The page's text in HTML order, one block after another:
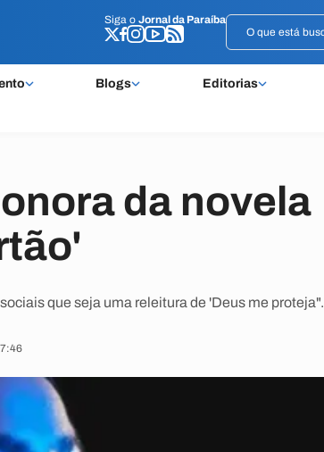
Siga o Jornal da Paraíba
Blogs Editorias
Siga o Jornal da Paraíba
da novela
que seja uma releitura de 'Deus me proteja".